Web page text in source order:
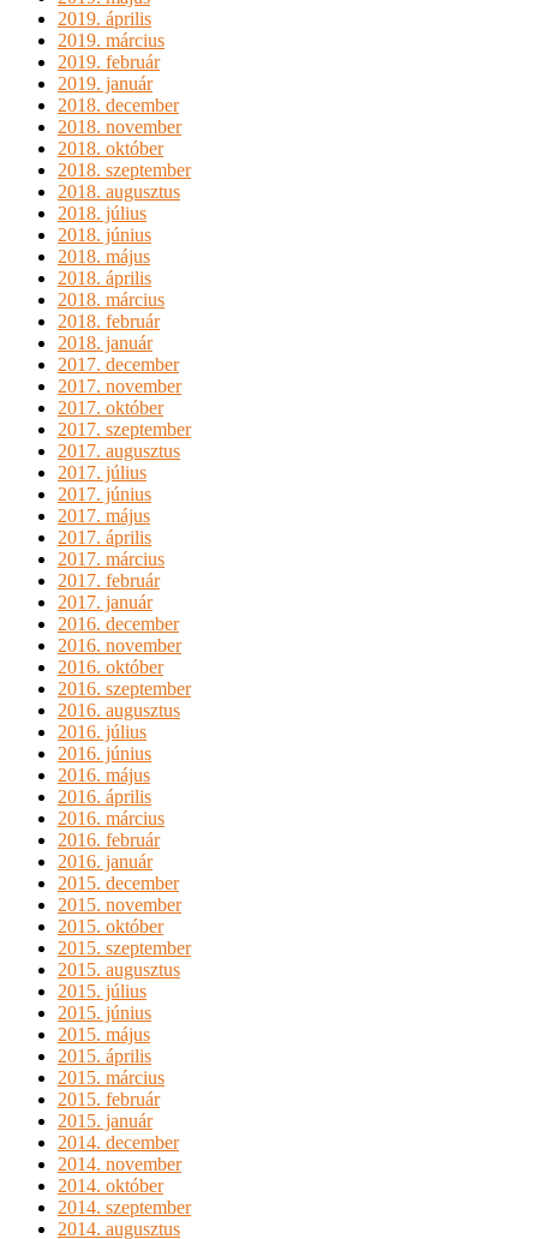
2019. április
2019. március
2019. február
2019. január
2018. december
2018. november
2018. október
2018. szeptember
2018. augusztus
2018. július
2018. június
2018. május
2018. április
2018. március
2018. február
2018. január
2017. december
2017. november
2017. október
2017. szeptember
2017. augusztus
2017. július
2017. június
2017. május
2017. április
2017. március
2017. február
2017. január
2016. december
2016. november
2016. október
2016. szeptember
2016. augusztus
2016. július
2016. június
2016. május
2016. április
2016. március
2016. február
2016. január
2015. december
2015. november
2015. október
2015. szeptember
2015. augusztus
2015. július
2015. június
2015. május
2015. április
2015. március
2015. február
2015. január
2014. december
2014. november
2014. október
2014. szeptember
2014. augusztus